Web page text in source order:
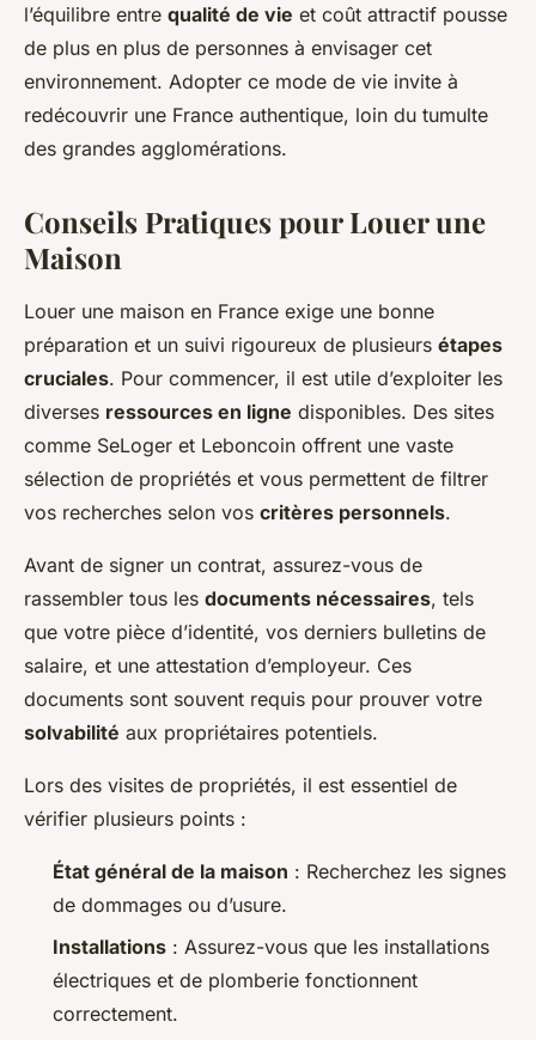
l’équilibre entre qualité de vie et coût attractif pousse
de plus en plus de personnes à envisager cet
environnement. Adopter ce mode de vie invite à
redécouvrir une France authentique, loin du tumulte
des grandes agglomérations.
Conseils Pratiques pour Louer une
Maison
Louer une maison en France exige une bonne
préparation et un suivi rigoureux de plusieurs étapes
cruciales. Pour commencer, il est utile d’exploiter les
diverses ressources en ligne disponibles. Des sites
comme SeLoger et Leboncoin offrent une vaste
sélection de propriétés et vous permettent de filtrer
vos recherches selon vos critères personnels.
Avant de signer un contrat, assurez-vous de
rassembler tous les documents nécessaires, tels
que votre pièce d’identité, vos derniers bulletins de
salaire, et une attestation d’employeur. Ces
documents sont souvent requis pour prouver votre
solvabilité aux propriétaires potentiels.
Lors des visites de propriétés, il est essentiel de
vérifier plusieurs points :
État général de la maison : Recherchez les signes
de dommages ou d’usure.
Installations : Assurez-vous que les installations
électriques et de plomberie fonctionnent
correctement.